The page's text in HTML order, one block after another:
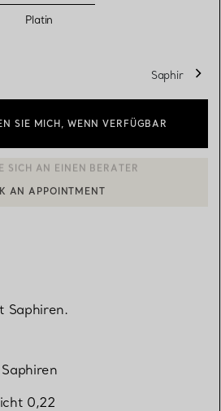
ausgewählt
Platin
Saphir
SIE MICH, WENN VERFÜGBAR
KONTAKTIEREN ODER EINEN
Saphiren.
0,22